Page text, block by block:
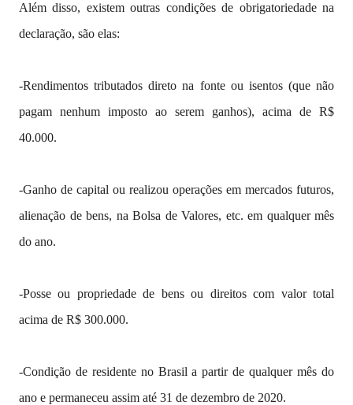
Além disso, existem outras condições de obrigatoriedade na
declaração, são elas:
-Rendimentos tributados direto na fonte ou isentos (que não
pagam nenhum imposto ao serem ganhos), acima de R$
40.000.
-Ganho de capital ou realizou operações em mercados futuros,
alienação de bens, na Bolsa de Valores, etc. em qualquer mês
do ano.
-Posse ou propriedade de bens ou direitos com valor total
acima de R$ 300.000.
-Condição de residente no Brasil a partir de qualquer mês do
ano e permaneceu assim até 31 de dezembro de 2020.